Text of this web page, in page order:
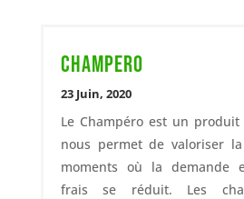
Champero
23 Juin, 2020
Le Champéro est un
nous permet de valoriser
moments où la demande
frais se réduit. Les